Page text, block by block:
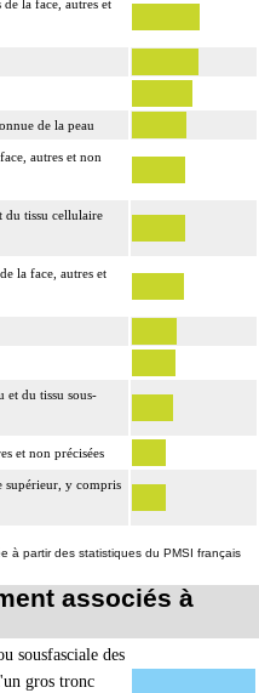
la face, autres et
de la peau
autres et non
du tissu cellulaire
la face, autres et
et du tissu sous-
et non précisées
supérieur, y compris
à partir des statistiques du PMSI français
associés à
sousfasciale des
gros tronc